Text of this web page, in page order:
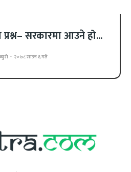
सरकारमा आउने हो...
- २०७८ साउन ६ गते